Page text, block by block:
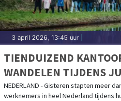
3 april 2026, 13:45 uur
TIENDUIZEND
WANDELEN TIJDENS
VAN WANDEL TIJDENS
NEDERLAND - Gisteren stapten meer
werknemers in heel Nederland tijdens